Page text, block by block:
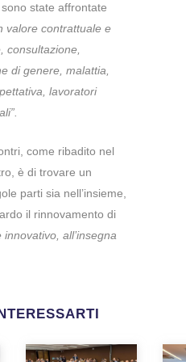
state affrontate
valore contrattuale e
consultazione,
di genere, malattia,
lavoratori
come ribadito nel
è di trovare un
parti sia nell’insieme,
il rinnovamento di
innovativo, all’insegna